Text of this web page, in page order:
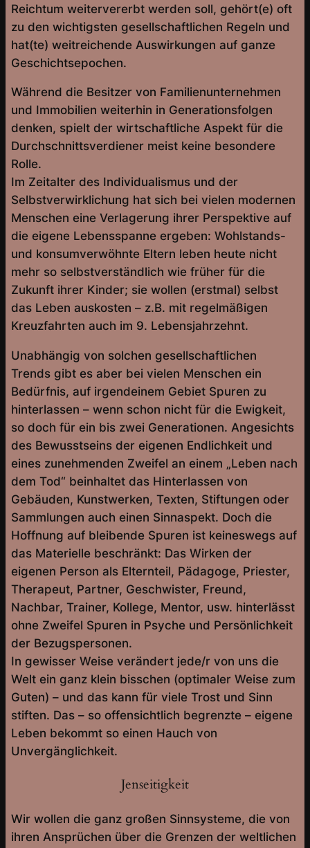
Reichtum weitervererbt werden soll, gehört(e) oft
zu den wichtigsten gesellschaftlichen Regeln und
hat(te) weitreichende Auswirkungen auf ganze
Geschichtsepochen.
Während die Besitzer von Familienunternehmen
und Immobilien weiterhin in Generationsfolgen
denken, spielt der wirtschaftliche Aspekt für die
Durchschnittsverdiener meist keine besondere
Rolle.
Im Zeitalter des Individualismus und der
Selbstverwirklichung hat sich bei vielen modernen
Menschen eine Verlagerung ihrer Perspektive auf
die eigene Lebensspanne ergeben: Wohlstands-
und konsumverwöhnte Eltern leben heute nicht
mehr so selbstverständlich wie früher für die
Zukunft ihrer Kinder; sie wollen (erstmal) selbst
das Leben auskosten – z.B. mit regelmäßigen
Kreuzfahrten auch im 9. Lebensjahrzehnt.
Unabhängig von solchen gesellschaftlichen
Trends gibt es aber bei vielen Menschen ein
Bedürfnis, auf irgendeinem Gebiet Spuren zu
hinterlassen – wenn schon nicht für die Ewigkeit,
so doch für ein bis zwei Generationen. Angesichts
des Bewusstseins der eigenen Endlichkeit und
eines zunehmenden Zweifel an einem „Leben nach
dem Tod“ beinhaltet das Hinterlassen von
Gebäuden, Kunstwerken, Texten, Stiftungen oder
Sammlungen auch einen Sinnaspekt. Doch die
Hoffnung auf bleibende Spuren ist keineswegs auf
das Materielle beschränkt: Das Wirken der
eigenen Person als Elternteil, Pädagoge, Priester,
Therapeut, Partner, Geschwister, Freund,
Nachbar, Trainer, Kollege, Mentor, usw. hinterlässt
ohne Zweifel Spuren in Psyche und Persönlichkeit
der Bezugspersonen.
In gewisser Weise verändert jede/r von uns die
Welt ein ganz klein bisschen (optimaler Weise zum
Guten) – und das kann für viele Trost und Sinn
stiften. Das – so offensichtlich begrenzte – eigene
Leben bekommt so einen Hauch von
Unvergänglichkeit.
Jenseitigkeit
Wir wollen die ganz großen Sinnsysteme, die von
ihren Ansprüchen über die Grenzen der weltlichen